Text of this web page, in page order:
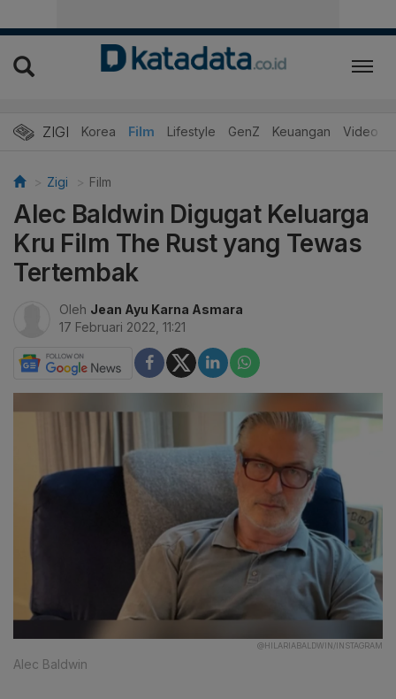
ZIGI
Hits Korea Film Lifestyle GenZ Keuangan Video
Zigi Film
Alec Baldwin Digugat Keluarga
Kru Film The Rust yang Tewas
Tertembak
Oleh Jean Ayu Karna Asmara
17 Februari 2022, 11:21
@HILARIABALDWIN/INSTAGRAM
Alec Baldwin